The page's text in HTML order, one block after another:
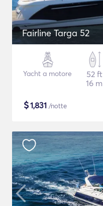
Fairline Targa 52
Yacht a motore
52 ft
16 m
$1,831 /notte